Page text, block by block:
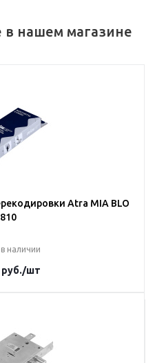
нашем магазине
Atra MIA BLO
наличии
руб./шт
с вами и уточнят условия